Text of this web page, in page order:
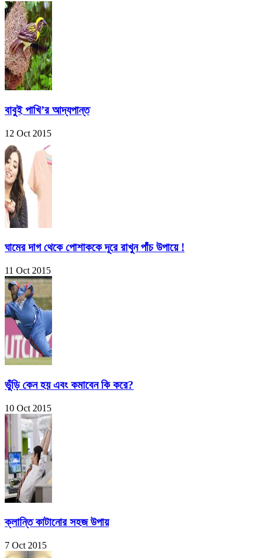
বাবুই পাখি’র আদ্যপান্ত
12 Oct 2015
ঘামের দাগ থেকে পোশাককে দূরে রাখুন পাঁচ উপায়ে !
11 Oct 2015
ভুঁড়ি কেন হয় এবং কমাবেন কি করে?
10 Oct 2015
ক্লান্তি কাটানোর সহজ উপায়
7 Oct 2015